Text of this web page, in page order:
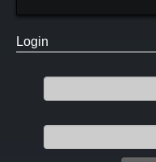
Login